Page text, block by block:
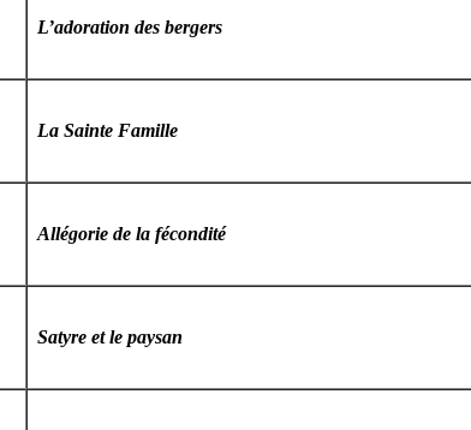
L’adoration des bergers
La Sainte Famille
Allégorie de la fécondité
Satyre et le paysan